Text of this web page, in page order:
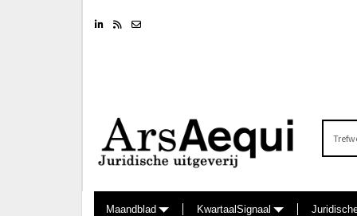
LinkedinRSS feed
Maandblad KwartaalSignaal